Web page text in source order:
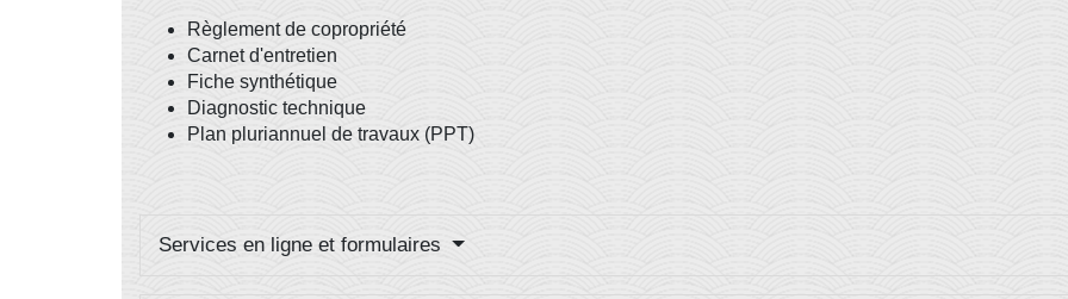
Règlement de copropriété
Carnet d'entretien
Fiche synthétique
Diagnostic technique
Plan pluriannuel de travaux (PPT)
Services en ligne et formulaires